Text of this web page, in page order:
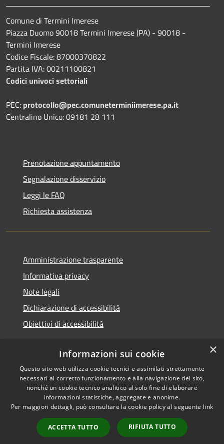
Comune di Termini Imerese
Piazza Duomo 90018 Termini Imerese (PA) - 90018 -
Termini Imerese
Codice Fiscale: 87000370822
Partita IVA: 00211100821
Codici univoci settoriali
PEC: protocollo@pec.comuneterminiimerese.pa.it
Centralino Unico: 09181 28 111
Prenotazione appuntamento
Segnalazione disservizio
Leggi le FAQ
Richiesta assistenza
Amministrazione trasparente
Informativa privacy
Note legali
Dichiarazione di accessibilità
Obiettivi di accessibilità
RSS
Accessibilità
Cookie
Mappa del sito
Webmail - Posta
Copyright © 2026 • Comune di
Termini Imerese • Powered by
Municipium•Accesso
redazione
×
Informazioni sui cookie
Questo sito web utilizza cookie tecnici e assimilati strettamente
necessari al corretto funzionamento e alla navigazione del sito,
nonché un cookie tecnico analitico al solo fine di elaborare
informazioni statistiche, aggregate e anonime.
Per maggiori dettagli, può consultare la cookie policy al seguente link
ACCETTA TUTTO RIFIUTA TUTTO